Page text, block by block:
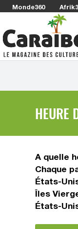
Monde360
HEURE
A quelle
Chaque
États-
Îles
États-